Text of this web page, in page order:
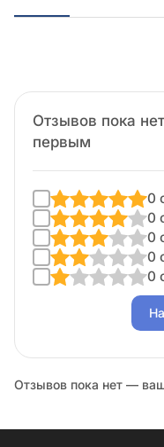
Отзывов пока
первым
0
0
0
0
0
Отзывов пока нет —